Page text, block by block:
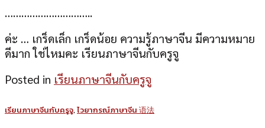
…………………………..
ค่ะ … เกร็ดเล็ก เกร็ดน้อย ความรู้ภาษาจีน มีความหมาย
ดีมาก ใช่ไหมคะ เรียนภาษาจีนกับครูจู
Posted in เรียนภาษาจีนกับครูจู
เรียนภาษาจีนกับครูจู,ไวยากรณ์ภาษาจีน 语法